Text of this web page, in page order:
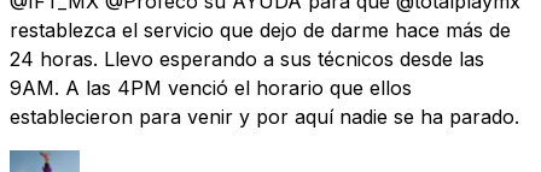
restablezca el servicio que dejo de darme hace más de
24 horas. Llevo esperando a sus técnicos desde las
9AM. A las 4PM venció el horario que ellos
establecieron para venir y por aquí nadie se ha parado.